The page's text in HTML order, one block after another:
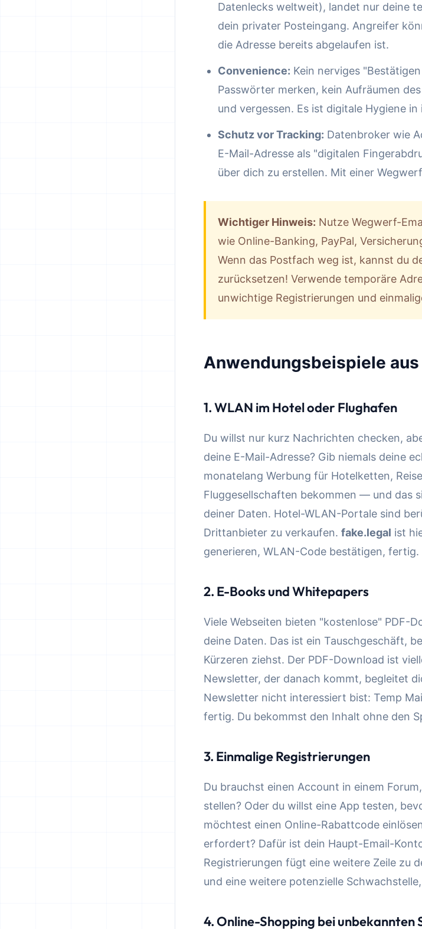
Datenlecks weltweit), landet nur deine
dein privater Posteingang. Angreifer
die Adresse bereits abgelaufen ist.
Convenience: Kein nerviges
Passwörter merken, kein Aufräumen
und vergessen. Es ist digitale Hygiene
Schutz vor Tracking: Datenbroker wie
E-Mail-Adresse als "digitalen
über dich zu erstellen. Mit einer
Wichtiger Hinweis: Nutze Wegwerf-
wie Online-Banking, PayPal,
Wenn das Postfach weg ist, kannst du
zurücksetzen! Verwende temporäre
unwichtige Registrierungen und
Anwendungsbeispiele
1. WLAN im Hotel oder Flughafen
Du willst nur kurz Nachrichten checken,
deine E-Mail-Adresse? Gib niemals deine
monatelang Werbung für Hotelketten,
Fluggesellschaften bekommen — und das
deiner Daten. Hotel-WLAN-Portale sind
Drittanbieter zu verkaufen. fake.legal ist
generieren, WLAN-Code bestätigen, fertig.
2. E-Books und Whitepapers
Viele Webseiten bieten "kostenlose" PDF-
deine Daten. Das ist ein Tauschgeschäft,
Kürzeren ziehst. Der PDF-Download ist
Newsletter, der danach kommt, begleitet
Newsletter nicht interessiert bist: Temp
fertig. Du bekommst den Inhalt ohne den
3. Einmalige Registrierungen
Du brauchst einen Account in einem
stellen? Oder du willst eine App testen,
möchtest einen Online-Rabattcode
erfordert? Dafür ist dein Haupt-Email-
Registrierungen fügt eine weitere Zeile zu
und eine weitere potenzielle
4. Online-Shopping bei unbekannten